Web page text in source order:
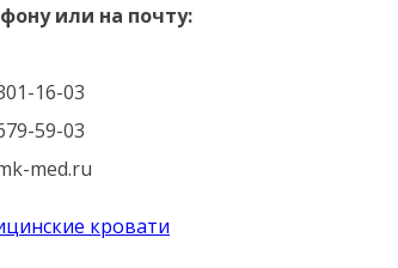
или на почту:
16-03
59-03
med.ru
кровати